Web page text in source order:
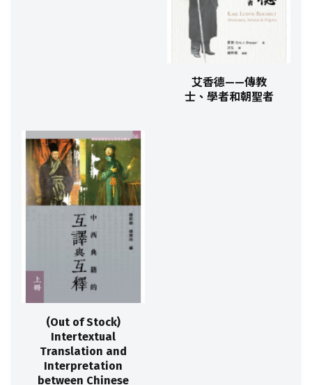
艾香德——傳教
士、學者和朝聖者
(Out of Stock)
Intertextual
Translation and
Interpretation
between Chinese